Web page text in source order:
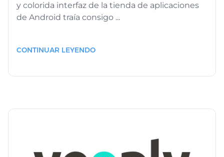
y colorida interfaz de la tienda de aplicaciones
de Android traía consigo ...
CONTINUAR LEYENDO